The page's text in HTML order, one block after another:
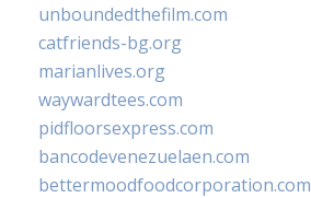
unboundedthefilm.com
catfriends-bg.org
marianlives.org
waywardtees.com
pidfloorsexpress.com
bancodevenezuelaen.com
bettermoodfoodcorporation.com